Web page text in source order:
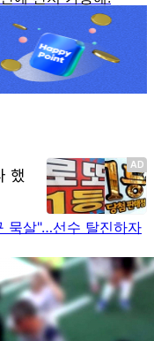
묵살"…선수 탈진하자